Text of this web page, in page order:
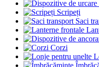
Scripeți
Saci
Corzi